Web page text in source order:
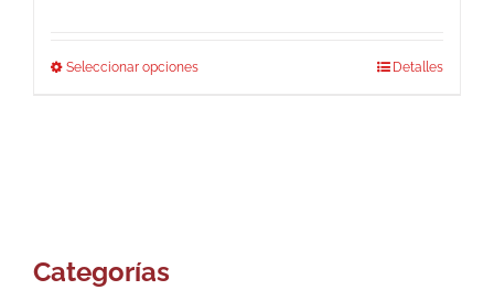
desde
Seleccionar opcionesEste
Detalles
Categorías